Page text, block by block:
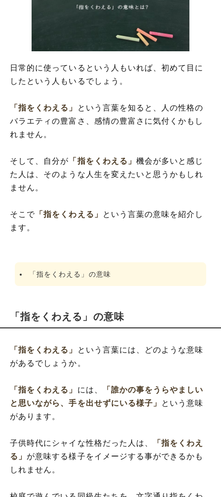
「指をくわえる」を使った例文
「指をくわえる」の慣用句の英語
日常的に使っているという人もいれば、初めて目に
したという人もいるでしょう。
「指をくわえる」
という言葉を知ると、人の性格の
バラエティの豊富さ、感情の豊富さに気付くかもし
れません。
そして、自分が 「指をくわえる」機会が多いと感じ
た人は、そのような人生を変えたいと思うかもしれ
ません。
そこで 「指をくわえる」
という言葉の意味を紹介し
ます。
「指をくわえる」の意味
「指をくわえる」の意味
「指をくわえる」
という言葉には、どのような意味
があるでしょうか。
「指をくわえる」 には、
「誰かの事をうらやましい
と思いながら、手を出せずにいる様子」
という意味
があります。
子供時代にシャイな性格だった人は、
「指をくわえ
る」 が意味する様子をイメージする事ができるかも
しれません。